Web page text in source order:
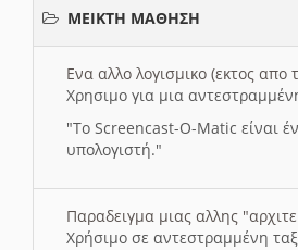
ΜΕΙΚΤΗ ΜΑΘΗΣΗ
Ενα αλλο λογισμικο (εκτος
Χρησιμο για μια
"To Screencast-O-Matic είναι
υπολογιστή."
Παραδειγμα μιας αλλης
Χρήσιμο σε αντεστραμμένη